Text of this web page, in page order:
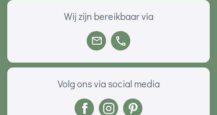
Wij zijn bereikbaar via
Volg ons via social media